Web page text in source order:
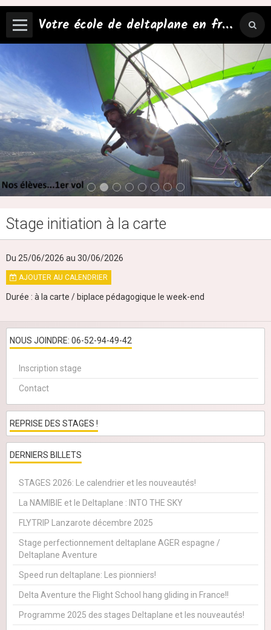
Votre école de deltaplane en france!
Stage initiation à la carte
Du 25/06/2026 au 30/06/2026
AJOUTER AU CALENDRIER
Durée : à la carte / biplace pédagogique le week-end
NOUS JOINDRE: 06-52-94-49-42
Inscription stage
Contact
REPRISE DES STAGES !
DERNIERS BILLETS
STAGES 2026: Le calendrier et les nouveautés!
La NAMIBIE et le Deltaplane : INTO THE SKY
FLYTRIP Lanzarote décembre 2025
Stage perfectionnement deltaplane AGER espagne /
Deltaplane Aventure
Speed run deltaplane: Les pionniers!
Delta Aventure the Flight School hang gliding in France!!
Programme 2025 des stages Deltaplane et les nouveautés!